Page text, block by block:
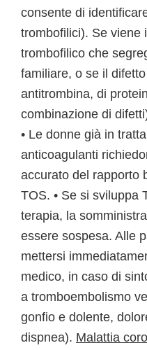
consente di
trombofilici). Se viene
trombofilico che
familiare, o se il
antitrombina, di
combinazione di
• Le donne già in
anticoagulanti
accurato del rapporto
TOS. • Se si sviluppa
terapia, la
essere sospesa. Alle
mettersi
medico, in caso di
a tromboembolismo
gonfio e dolente,
dispnea). Malattia